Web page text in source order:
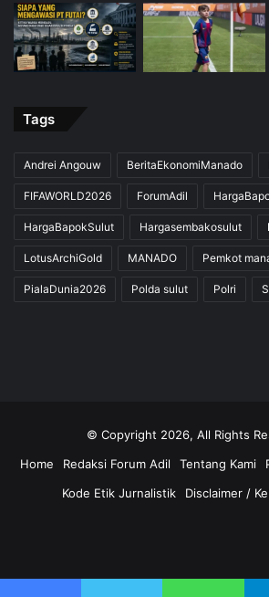
Tags
Andrei Angouw BeritaEkonomiManado
FIFAWORLD2026 ForumAdil
HargaBapokSulut Hargasembakosulut
LotusArchiGold MANADO Pemkot
PialaDunia2026 Polda sulut Polri
© Copyright 2026, All Rights
Home
Redaksi Forum Adil Tentang Kami
Kode Etik Jurnalistik
Disclaimer /